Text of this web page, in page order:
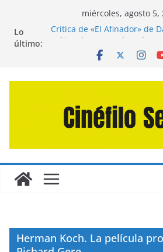
contenido
miércoles, agosto 5,
Lo
último:
Crítica de «El Afinador» de
Crítica de «Los Domingos»
Caminantes de la Calle»
Herman Koch. La película